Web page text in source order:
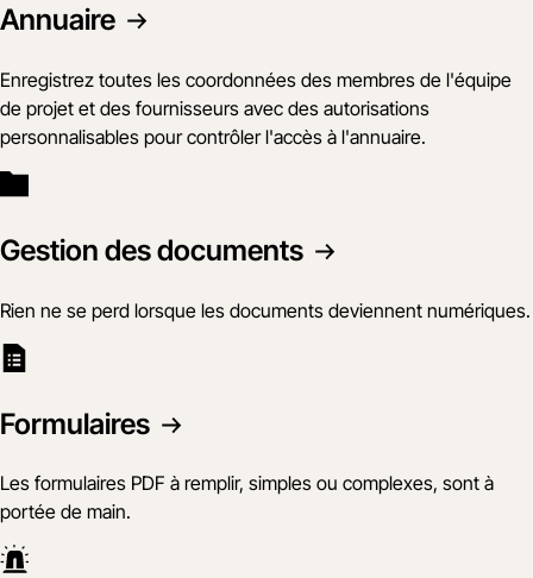
Annuaire
Enregistrez toutes les coordonnées des membres de l'équipe
de projet et des fournisseurs avec des autorisations
personnalisables pour contrôler l'accès à l'annuaire.
Gestion des documents
Rien ne se perd lorsque les documents deviennent numériques.
Formulaires
Les formulaires PDF à remplir, simples ou complexes, sont à
portée de main.